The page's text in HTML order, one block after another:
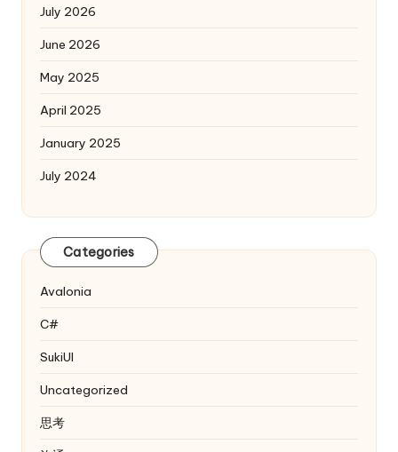
July 2026
June 2026
May 2025
April 2025
January 2025
July 2024
Categories
Avalonia
C#
SukiUI
Uncategorized
思考